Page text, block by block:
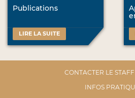
Publications
LIRE LA SUITE
CONTACTER LE
INFOS